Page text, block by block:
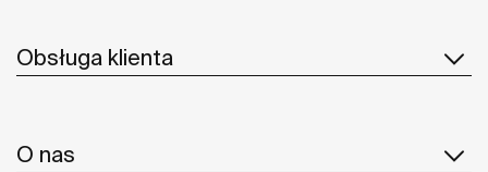
Obsługa klienta
O nas